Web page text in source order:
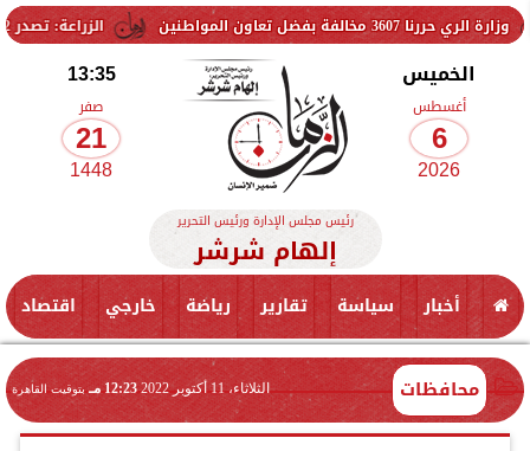
الزراعة: تصدر 712 ترخيص تشغيل جديد لمشروعات الثروة الحيوانية والداجنة.. وتسجيل 832 مخلوط أعلاف
الخميس
أغسطس
6
2026
13:35
صفر
21
1448
رئيس مجلس الإدارة ورئيس التحرير
إلهام شرشر
أخبار سياسة تقارير رياضة خارجي اقتصاد
محافظات الثلاثاء، 11 أكتوبر 2022 12:23 مـ بتوقيت القاهرة